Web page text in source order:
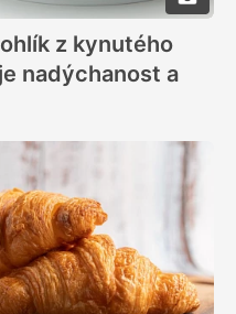
z kynutého
nadýchanost a